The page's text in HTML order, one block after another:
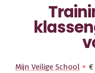
Mijn Veilige School €